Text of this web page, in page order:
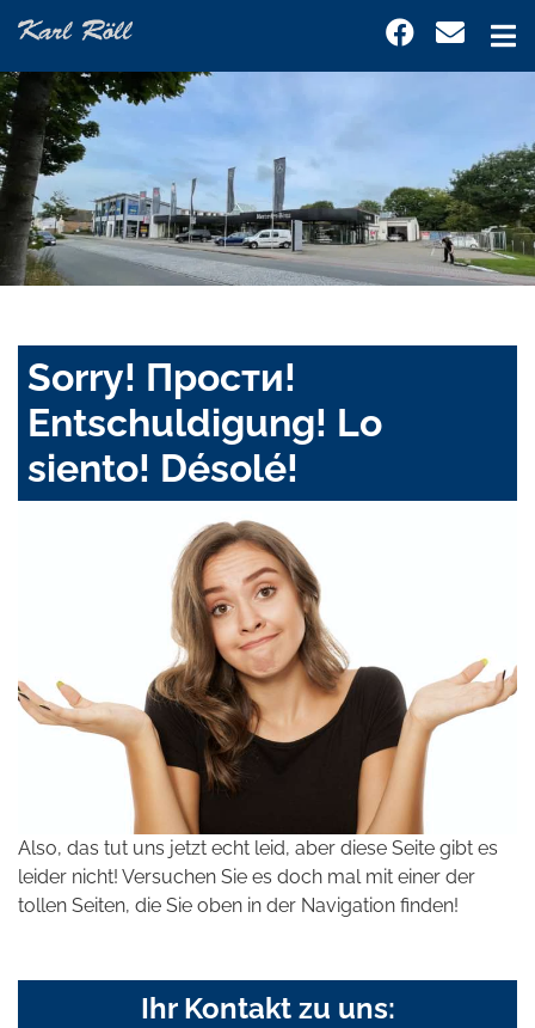
Sorry! Прости!
Entschuldigung! Lo
siento! Désolé!
Also, das tut uns jetzt echt leid, aber diese Seite gibt es
leider nicht! Versuchen Sie es doch mal mit einer der
tollen Seiten, die Sie oben in der Navigation finden!
Ihr Kontakt zu uns: